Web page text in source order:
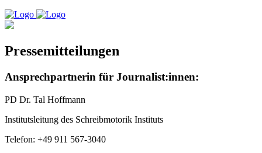
Pressemitteilungen
Ansprechpartnerin für Journalist:innen:
PD Dr. Tal Hoffmann
Institutsleitung des Schreibmotorik Instituts
Telefon: +49 911 567-3040